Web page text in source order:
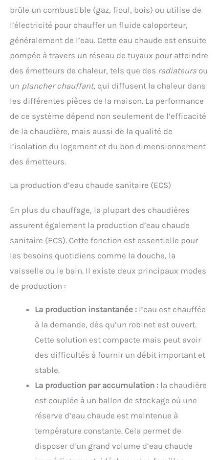
brûle un combustible (gaz, fioul, bois) ou utilise de
l’électricité pour chauffer un fluide caloporteur,
généralement de l’eau. Cette eau chaude est ensuite
pompée à travers un réseau de tuyaux pour atteindre
des émetteurs de chaleur, tels que des radiateurs ou
un plancher chauffant, qui diffusent la chaleur dans
les différentes pièces de la maison. La performance
de ce système dépend non seulement de l’efficacité
de la chaudière, mais aussi de la qualité de
l’isolation du logement et du bon dimensionnement
des émetteurs.
La production d’eau chaude sanitaire (ECS)
En plus du chauffage, la plupart des chaudières
assurent également la production d’eau chaude
sanitaire (ECS). Cette fonction est essentielle pour
les besoins quotidiens comme la douche, la
vaisselle ou le bain. Il existe deux principaux modes
de production :
La production instantanée : l’eau est chauffée
à la demande, dès qu’un robinet est ouvert.
Cette solution est compacte mais peut avoir
des difficultés à fournir un débit important et
stable.
La production par accumulation : la chaudière
est couplée à un ballon de stockage où une
réserve d’eau chaude est maintenue à
température constante. Cela permet de
disposer d’un grand volume d’eau chaude